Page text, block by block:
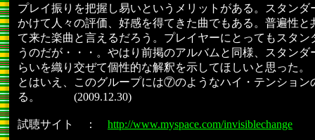
プレイ振りを把握し易いというメリットがある。スタン
かけて人々の評価、好感を得てきた曲でもある。普遍性
て来た楽曲と言えるだろう。プレイヤーにとってもスタ
うのだが・・・。やはり前掲のアルバムと同様、スタン
らいを織り交ぜて個性的な解釈を示してほしいと思った。
とはいえ、このグループには⑦のようなハイ・テンション
る。 (2009.12.30)
試聴サイト ： http://www.myspace.com/invisiblechange